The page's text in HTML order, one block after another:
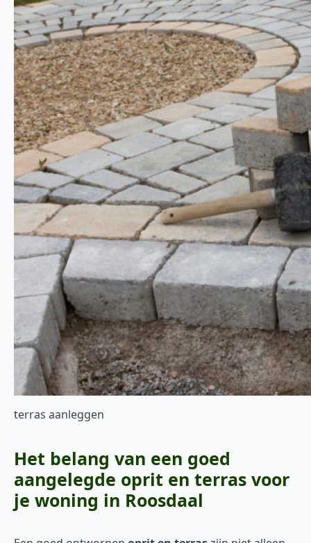
terras aanleggen
Het belang van een goed
aangelegde oprit en terras voor
je woning in Roosdaal